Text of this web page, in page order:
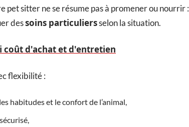
sitter ne se résume pas à promener ou nourrir :
dessoins particuliersselon la situation.
coût d'achat et d'entretien
flexibilité :
habitudes et le confort de l’animal,